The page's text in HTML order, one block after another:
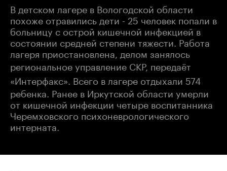
В детском лагере в Вологодской области
похоже отравились дети - 25 человек попали в
больницу с острой кишечной инфекцией в
состоянии средней степени тяжести. Работа
лагеря приостановлена, делом занялось
региональное управление СКР, передаёт
«Интерфакс». Всего в лагере отдыхали 574
ребенка. Ранее в Иркутской области умерли
от кишечной инфекции четыре воспитанника
Черемховского психоневрологического
интерната.